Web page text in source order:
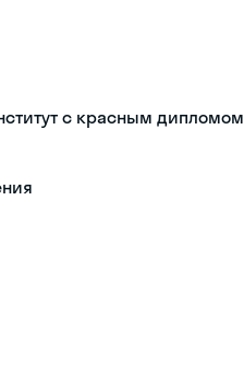
с красным дипломом